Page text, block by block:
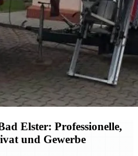
Elster: Professionelle,
und Gewerbe